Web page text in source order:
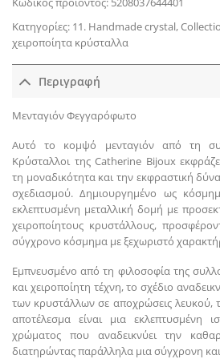
Κατηγορίες: 11. Handmade crystal,
χειροποίητα κρύσταλλα
Περιγραφή
Μενταγιόν Φεγγαρόφωτο
Αυτό το κομψό μενταγιόν από τη
Κρύσταλλοι της Catherine Bijoux
τη μοναδικότητα και την εκφραστική
σχεδιασμού. Δημιουργημένο ως
εκλεπτυσμένη μεταλλική δομή με
χειροποίητους κρυστάλλους,
σύγχρονο κόσμημα με ξεχωριστό
Εμπνευσμένο από τη φιλοσοφία της
και χειροποίητη τέχνη, το σχέδιο
των κρυστάλλων σε αποχρώσεις λευκού,
αποτέλεσμα είναι μια εκλεπτυσμένη
χρώματος που αναδεικνύει την
διατηρώντας παράλληλα μια σύγχρονη και